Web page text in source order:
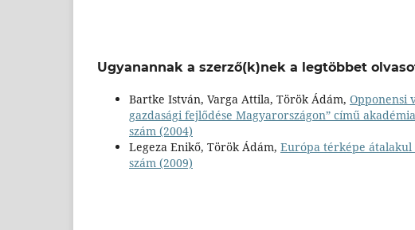
Ugyanannak a szerző(k)nek a legtöbbet
Bartke István, Varga Attila, Török Ádám, Opponensi
gazdasági fejlődése Magyarországon” című
szám (2004)
Legeza Enikő, Török Ádám, Európa térképe átalakul
szám (2009)